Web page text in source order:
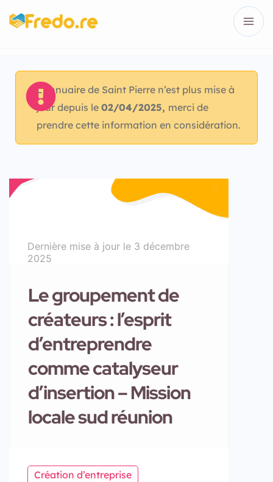
L’annuaire de Saint Pierre n’est plus mise à
jour depuis le02/04/2025, merci de
prendre cette information en considération.
Dernière mise à jour le 3 décembre
2025
Le groupement de
créateurs : l’esprit
d’entreprendre
comme catalyseur
d’insertion – Mission
locale sud réunion
Création d’entreprise